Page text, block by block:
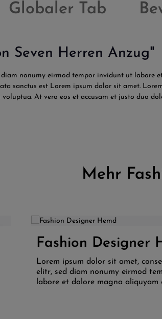
Globaler Tab
Seven Herren Anzug"
nonumy eirmod tempor invidunt ut labore
sanctus est Lorem ipsum dolor sit amet.
At vero eos et accusam et justo duo
Mehr
Wert ein oder benutze
Produkt Anzahl: Gib
Fashion Designer
Lorem ipsum dolor sit amet,
elitr, sed diam nonumy eirmod
labore et dolore magna aliquyam